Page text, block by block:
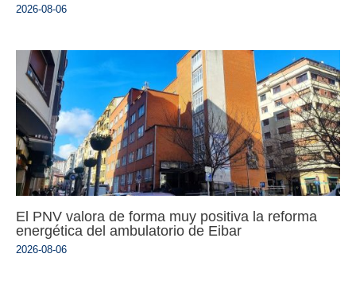
2026-08-06
El PNV valora de forma muy positiva la reforma
energética del ambulatorio de Eibar
2026-08-06